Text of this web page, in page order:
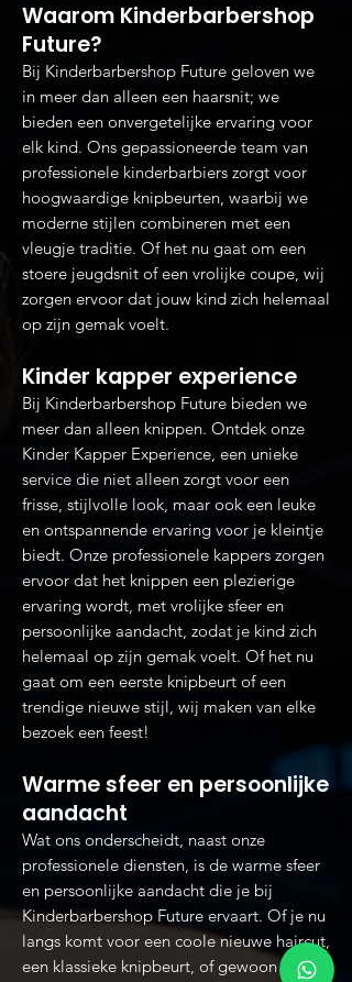
Waarom Kinderbarbershop
Future?
Bij Kinderbarbershop Future geloven we
in meer dan alleen een haarsnit; we
bieden een onvergetelijke ervaring voor
elk kind. Ons gepassioneerde team van
professionele kinderbarbiers zorgt voor
hoogwaardige knipbeurten, waarbij we
moderne stijlen combineren met een
vleugje traditie. Of het nu gaat om een
stoere jeugdsnit of een vrolijke coupe, wij
zorgen ervoor dat jouw kind zich helemaal
op zijn gemak voelt.
Kinder kapper experience
Bij Kinderbarbershop Future bieden we
meer dan alleen knippen. Ontdek onze
Kinder Kapper Experience, een unieke
service die niet alleen zorgt voor een
frisse, stijlvolle look, maar ook een leuke
en ontspannende ervaring voor je kleintje
biedt. Onze professionele kappers zorgen
ervoor dat het knippen een plezierige
ervaring wordt, met vrolijke sfeer en
persoonlijke aandacht, zodat je kind zich
helemaal op zijn gemak voelt. Of het nu
gaat om een eerste knipbeurt of een
trendige nieuwe stijl, wij maken van elke
bezoek een feest!
Warme sfeer en persoonlijke
aandacht
Wat ons onderscheidt, naast onze
professionele diensten, is de warme sfeer
en persoonlijke aandacht die je bij
Kinderbarbershop Future ervaart. Of je nu
langs komt voor een coole nieuwe haircut,
een klassieke knipbeurt, of gewoon een